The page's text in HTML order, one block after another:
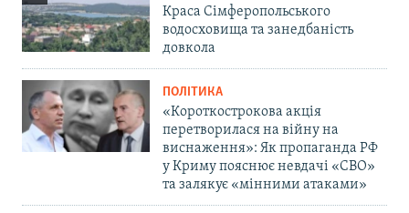
Краса Сімферопольського
водосховища та занедбаність
довкола
ПОЛІТИКА
«Короткострокова акція
перетворилася на війну на
виснаження»: Як пропаганда РФ
у Криму пояснює невдачі «СВО»
та залякує «мінними атаками»